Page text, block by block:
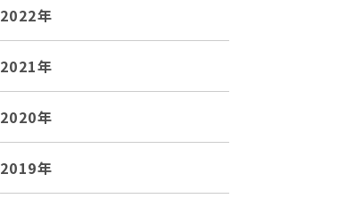
2022年
2021年
2020年
2019年